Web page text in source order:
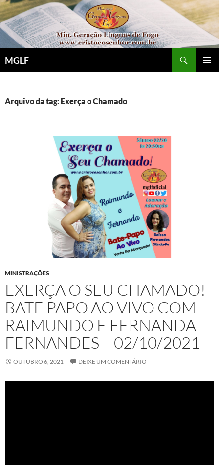
Pular
para
o
conteúdo
MGLF
Arquivo da tag: Exerça o Chamado
MINISTRAÇÕES
EXERÇA O SEU CHAMADO!
BATE PAPO AO VIVO COM
RAIMUNDO E FERNANDA
FERNANDES – 02/10/2021
OUTUBRO 6, 2021 DEIXE UM COMENTÁRIO